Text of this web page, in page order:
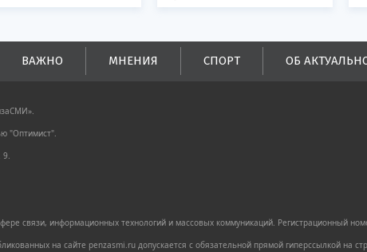
продукта и
поступлений в
бюджеты всех уровней.
ВАЖНО МНЕНИЯ СПОРТ ОБ
"Оптимист".
9.
связи, информационных технологий и массовых коммуникаций. Регистрационный
на сайте penzasmi.ru допускается с обязательной прямой гиперссылкой на